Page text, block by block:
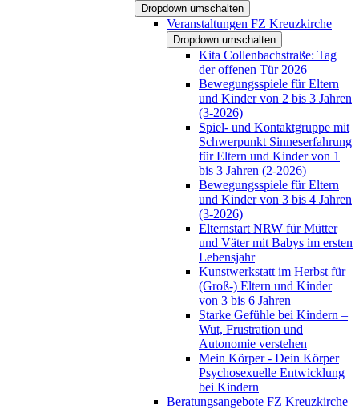
Dropdown umschalten
Veranstaltungen FZ Kreuzkirche
Dropdown umschalten
Kita Collenbachstraße: Tag
der offenen Tür 2026
Bewegungsspiele für Eltern
und Kinder von 2 bis 3 Jahren
(3-2026)
Spiel- und Kontaktgruppe mit
Schwerpunkt Sinneserfahrung
für Eltern und Kinder von 1
bis 3 Jahren (2-2026)
Bewegungsspiele für Eltern
und Kinder von 3 bis 4 Jahren
(3-2026)
Elternstart NRW für Mütter
und Väter mit Babys im ersten
Lebensjahr
Kunstwerkstatt im Herbst für
(Groß-) Eltern und Kinder
von 3 bis 6 Jahren
Starke Gefühle bei Kindern –
Wut, Frustration und
Autonomie verstehen
Mein Körper - Dein Körper
Psychosexuelle Entwicklung
bei Kindern
Beratungsangebote FZ Kreuzkirche